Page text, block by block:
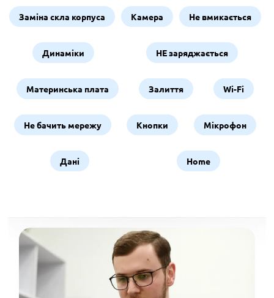
Заміна скла корпуса Камера Не вмикається
Динаміки НЕ заряджається
Материнська плата Залиття Wi-Fi
Не бачить мережу Кнопки Мікрофон
Дані Home